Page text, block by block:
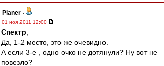
Planer -
01 ноя 2011 12:00
Спектр
Да, 1-2 место, это же очевидно.
А если 3-е , одно очко не дотянули? Ну вот не
повезло?